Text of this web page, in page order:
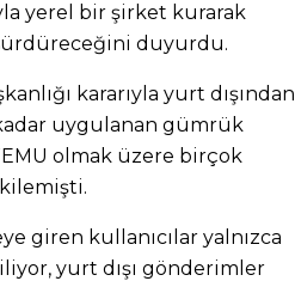
yerel bir şirket kurarak
duyurdu.
kararıyla yurt dışından
uygulanan gümrük
olmak üzere birçok
giren kullanıcılar yalnızca
yurt dışı gönderimler